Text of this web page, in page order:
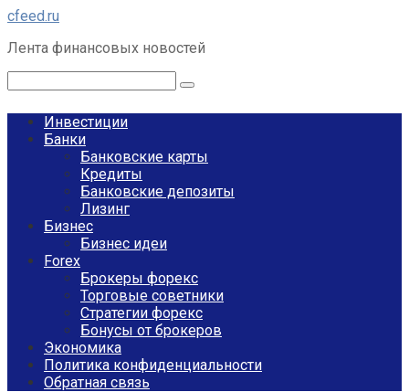
Перейти
контенту
cfeed.ru
Лента финансовых новостей
Инвестиции
Банки
Банковские карты
Кредиты
Банковские депозиты
Лизинг
Бизнес
Бизнес идеи
Forex
Брокеры форекс
Торговые советники
Стратегии форекс
Бонусы от брокеров
Экономика
Политика конфиденциальности
Обратная связь